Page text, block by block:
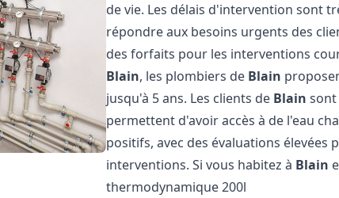
de vie. Les délais d'intervention sont
répondre aux besoins urgents des
des forfaits pour les interventions
Blain, les plombiers de Blain
jusqu'à 5 ans. Les clients de Blain sont
permettent d'avoir accès à de l'eau
positifs, avec des évaluations élevées
interventions. Si vous habitez à Blain
thermodynamique 200l